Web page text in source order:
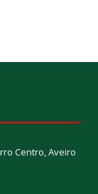
Centro, Aveiro